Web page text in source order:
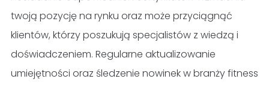
twoją pozycję na rynku oraz może przyciągnąć
klientów, którzy poszukują specjalistów z wiedzą i
doświadczeniem. Regularne aktualizowanie
umiejętności oraz śledzenie nowinek w branży fitness